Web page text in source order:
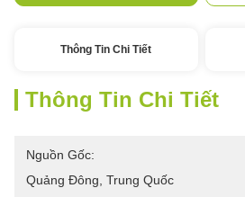
Thông Tin Chi Tiết
Thông Tin Chi Tiết
Nguồn Gốc:
Quảng Đông, Trung Quốc